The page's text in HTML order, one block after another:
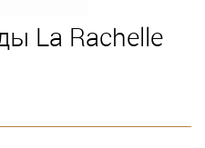
La Rachelle